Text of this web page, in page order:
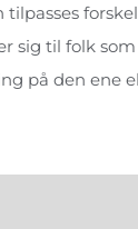
tilpasses
sig til folk
på den ene